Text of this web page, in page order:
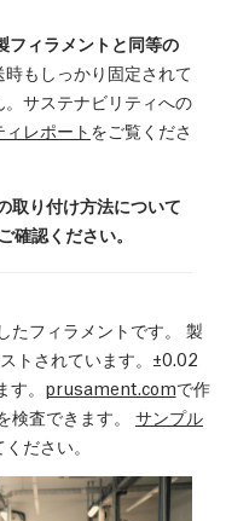
フィラメントと同等の
時もしっかり固定されて
サステナビリティへの
レポート をご覧くださ
り付け方法について
確認ください。
フィラメントです。 製
トされています。±0.02
。 prusament.comで作
検査できます。 サンプル
ださい。